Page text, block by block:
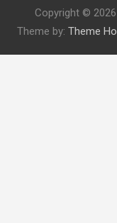
Copyright © 2026
Theme by: Theme